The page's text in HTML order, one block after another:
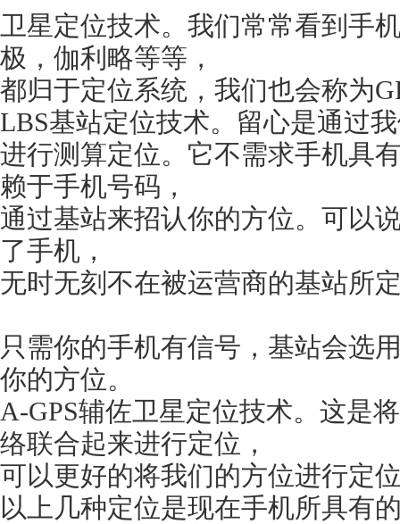
卫星定位技术。我们常常看到手
极，伽利略等等，
都归于定位系统，我们也会称为
LBS基站定位技术。留心是通过
进行测算定位。它不需求手机具
赖于手机号码，
通过基站来招认你的方位。可以
了手机，
无时无刻不在被运营商的基站所
只需你的手机有信号，基站会选
你的方位。
A-GPS辅佐卫星定位技术。这是
络联合起来进行定位，
可以更好的将我们的方位进行定
以上几种定位是现在手机所具有